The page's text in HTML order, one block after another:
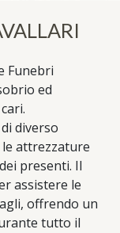
Funebri
ed
diverso
attrezzature
presenti. Il
assistere le
offrendo un
tutto il